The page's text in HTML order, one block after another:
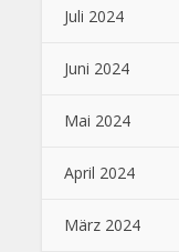
Juli 2024
Juni 2024
Mai 2024
April 2024
März 2024